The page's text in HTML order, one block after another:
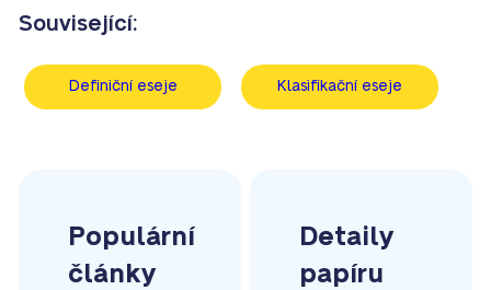
Související:
Definiční eseje Klasifikační eseje
Populární
články
Detaily
papíru